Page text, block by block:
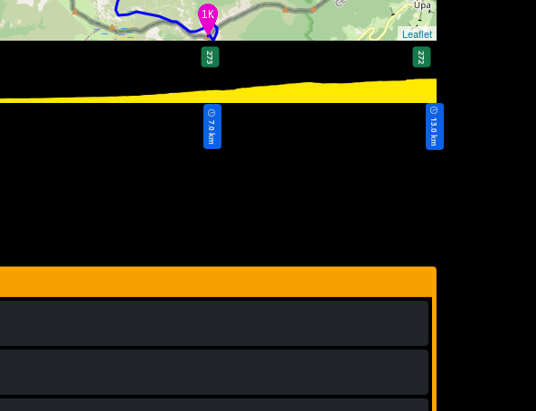
Leaflet
273
7.0 km
272
13.0 km